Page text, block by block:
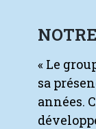
« Le
sa
années.